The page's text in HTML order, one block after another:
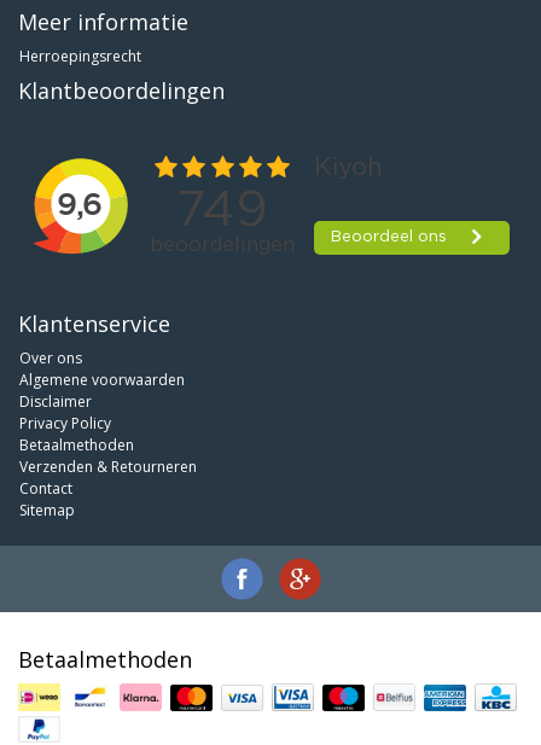
Meer informatie
Herroepingsrecht
Klantbeoordelingen
Klantenservice
Over ons
Algemene voorwaarden
Disclaimer
Privacy Policy
Betaalmethoden
Verzenden & Retourneren
Contact
Sitemap
Betaalmethoden